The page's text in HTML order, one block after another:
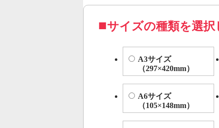
サイズの種類を選
A3サイズ
（297×420mm）
A6サイズ
（105×148mm）